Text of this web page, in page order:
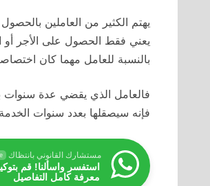
يهتم الكثير من العاملين
يعني فقط الحصول على الأجر أو
بالنسبة للعامل مهما كان
فالعامل الذي يقضي عدة سنوات
فإنه سيصقلها بعدد سنوات
مستشارك القانوني بانتظاك
استفسر واسألنا! قم
معرفة كامل التفاصيل